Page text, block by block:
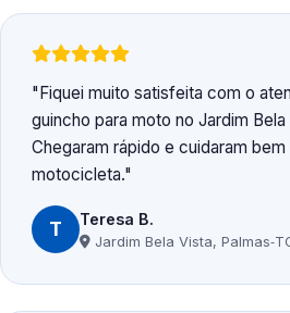
Fiquei muito satisfeita com o
guincho para moto no Jardim Bela
Chegaram rápido e cuidaram bem
motocicleta.
T Teresa B.
Jardim Bela Vista,